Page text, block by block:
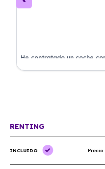
He contratado un coche
estoy impresionado. Todo
RENTING
INCLUIDO Precio